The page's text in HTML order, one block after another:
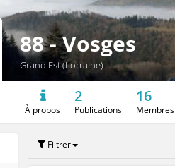
88 - Vosges
Grand Est (Lorraine)
À propos
2
Publications
16
Membres
Filtrer